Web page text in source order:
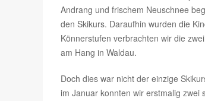
Andrang und frischem Neuschnee
den Skikurs. Daraufhin wurden die
Könnerstufen verbrachten wir die
am Hang in Waldau.
Doch dies war nicht der einzige
im Januar konnten wir erstmalig zwei